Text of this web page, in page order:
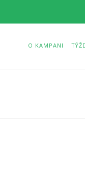
O KAMPANI